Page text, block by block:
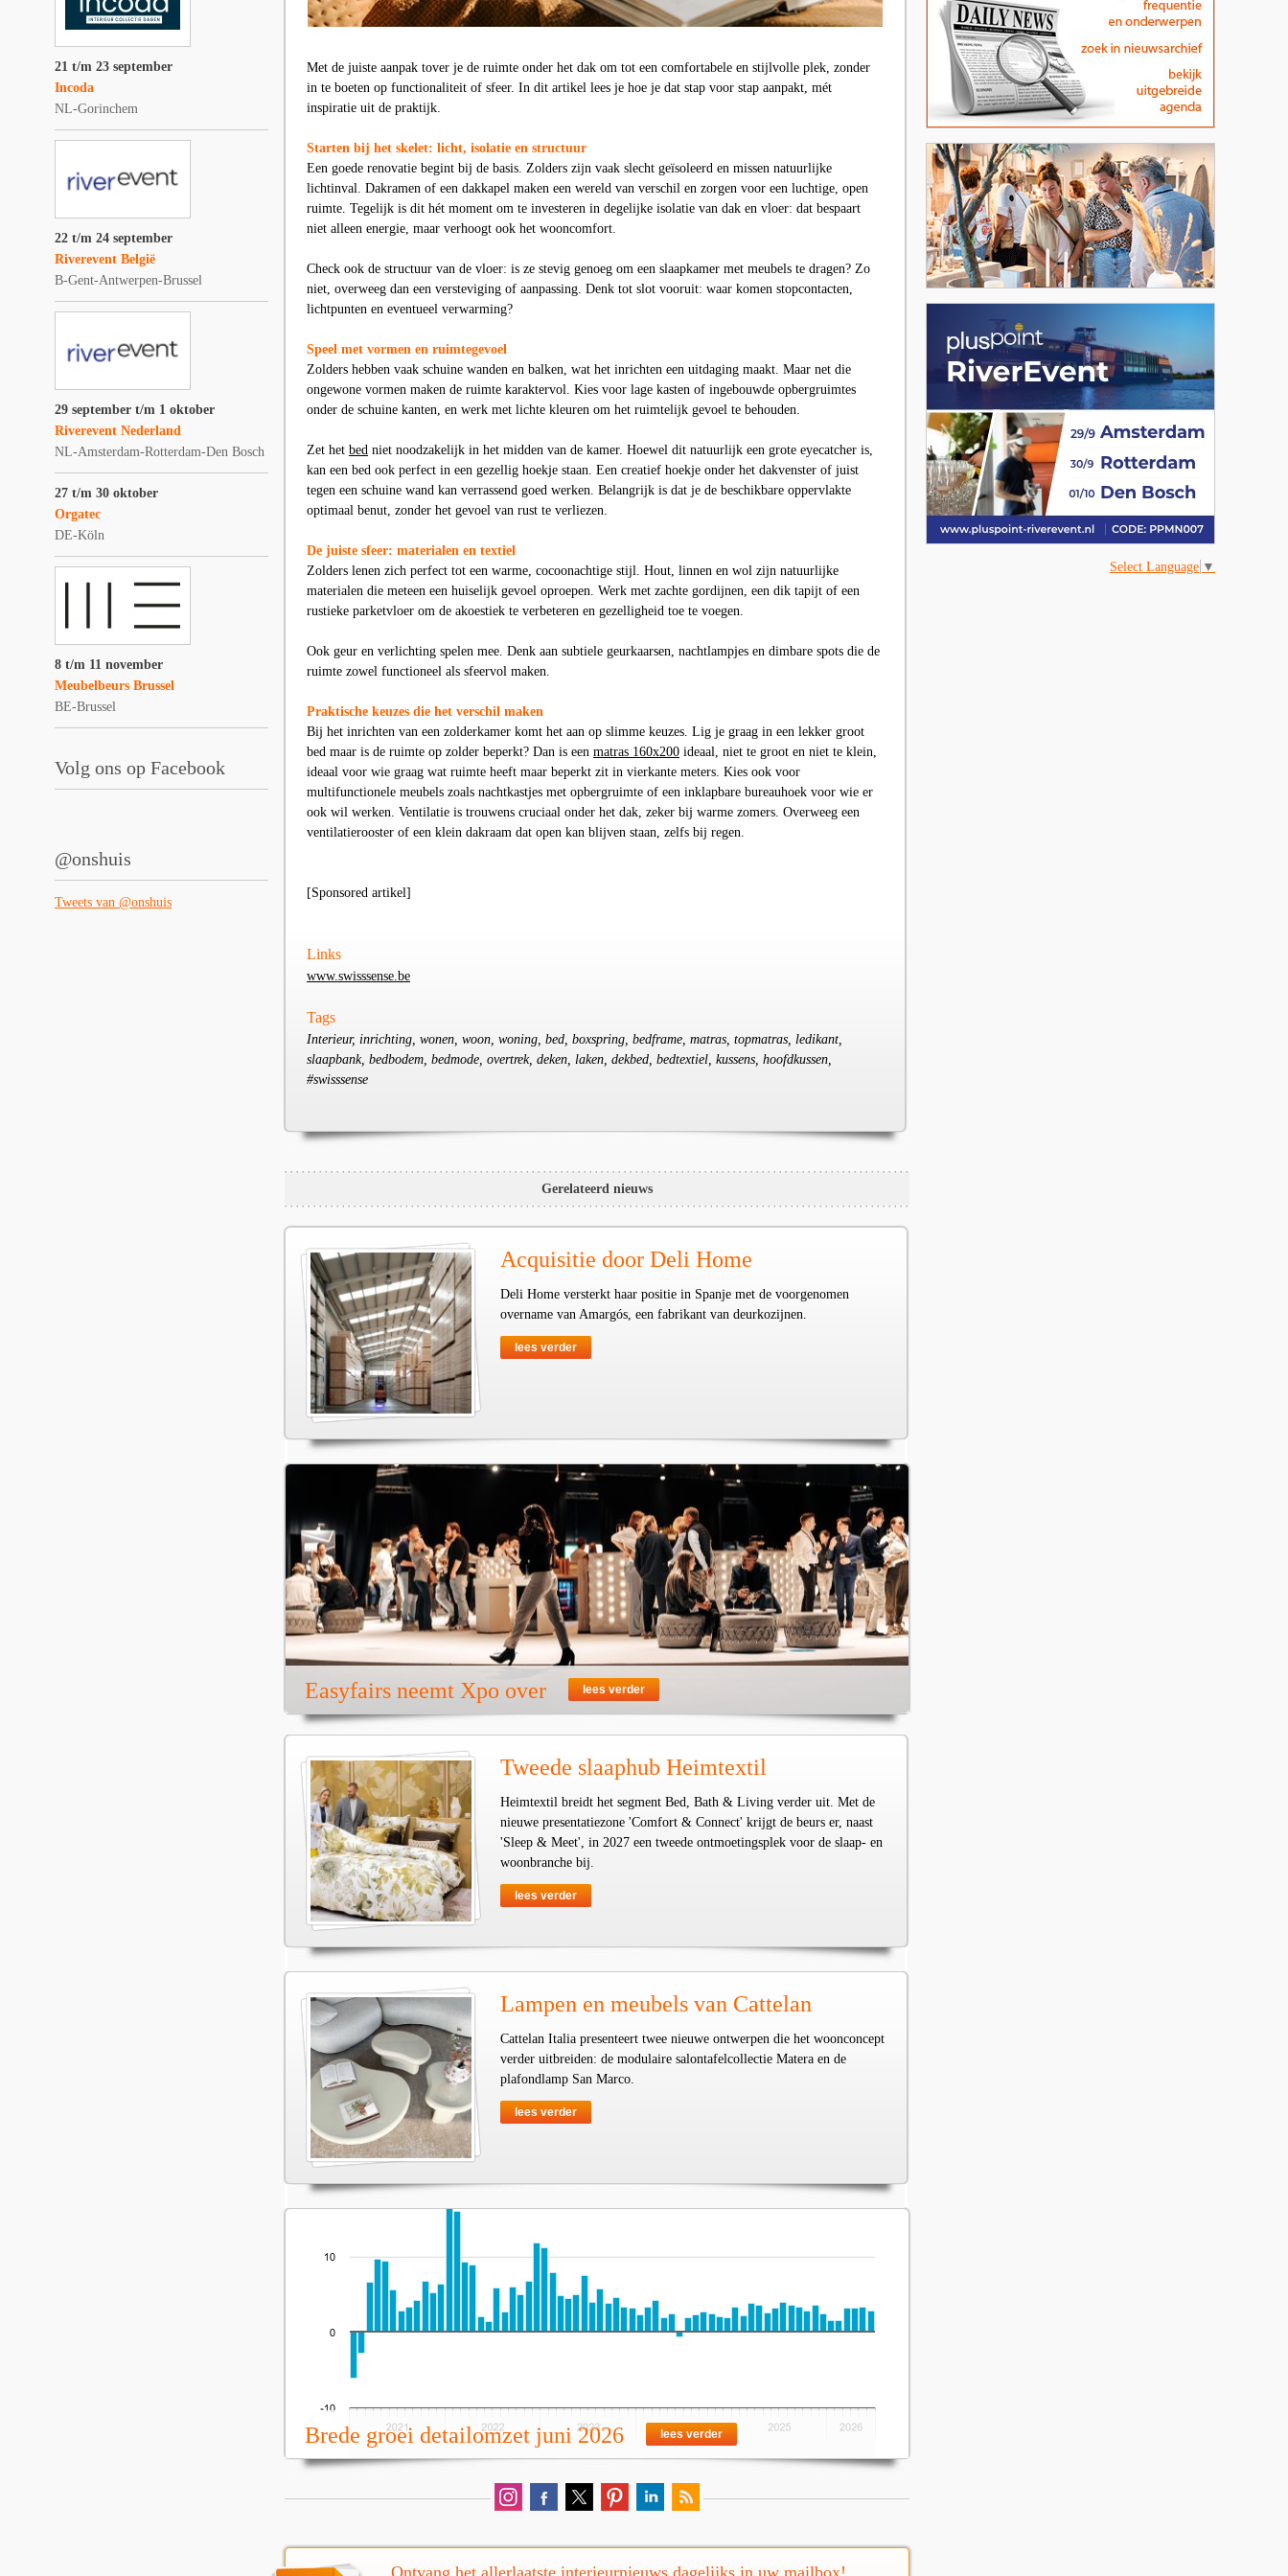
21 t/m 23 september
Incoda
NL-Gorinchem
22 t/m 24 september
Riverevent België
B-Gent-Antwerpen-Brussel
29 september t/m 1 oktober
Riverevent Nederland
NL-Amsterdam-Rotterdam-Den Bosch
27 t/m 30 oktober
Orgatec
DE-Köln
8 t/m 11 november
Meubelbeurs Brussel
BE-Brussel
Volg ons op Facebook
@onshuis
Tweets van @onshuis
Met de juiste aanpak tover je de ruimte onder het dak om tot een comfortabele en stijlvolle plek, zonder
in te boeten op functionaliteit of sfeer. In dit artikel lees je hoe je dat stap voor stap aanpakt, mét
inspiratie uit de praktijk.
Starten bij het skelet: licht, isolatie en structuur
Een goede renovatie begint bij de basis. Zolders zijn vaak slecht geïsoleerd en missen natuurlijke
lichtinval. Dakramen of een dakkapel maken een wereld van verschil en zorgen voor een luchtige, open
ruimte. Tegelijk is dit hét moment om te investeren in degelijke isolatie van dak en vloer: dat bespaart
niet alleen energie, maar verhoogt ook het wooncomfort.
Check ook de structuur van de vloer: is ze stevig genoeg om een slaapkamer met meubels te dragen? Zo
niet, overweeg dan een versteviging of aanpassing. Denk tot slot vooruit: waar komen stopcontacten,
lichtpunten en eventueel verwarming?
Speel met vormen en ruimtegevoel
Zolders hebben vaak schuine wanden en balken, wat het inrichten een uitdaging maakt. Maar net die
ongewone vormen maken de ruimte karaktervol. Kies voor lage kasten of ingebouwde opbergruimtes
onder de schuine kanten, en werk met lichte kleuren om het ruimtelijk gevoel te behouden.
Zet het bed niet noodzakelijk in het midden van de kamer. Hoewel dit natuurlijk een grote eyecatcher is,
kan een bed ook perfect in een gezellig hoekje staan. Een creatief hoekje onder het dakvenster of juist
tegen een schuine wand kan verrassend goed werken. Belangrijk is dat je de beschikbare oppervlakte
optimaal benut, zonder het gevoel van rust te verliezen.
De juiste sfeer: materialen en textiel
Zolders lenen zich perfect tot een warme, cocoonachtige stijl. Hout, linnen en wol zijn natuurlijke
materialen die meteen een huiselijk gevoel oproepen. Werk met zachte gordijnen, een dik tapijt of een
rustieke parketvloer om de akoestiek te verbeteren en gezelligheid toe te voegen.
Ook geur en verlichting spelen mee. Denk aan subtiele geurkaarsen, nachtlampjes en dimbare spots die de
ruimte zowel functioneel als sfeervol maken.
Praktische keuzes die het verschil maken
Bij het inrichten van een zolderkamer komt het aan op slimme keuzes. Lig je graag in een lekker groot
bed maar is de ruimte op zolder beperkt? Dan is een matras 160x200 ideaal, niet te groot en niet te klein,
ideaal voor wie graag wat ruimte heeft maar beperkt zit in vierkante meters. Kies ook voor
multifunctionele meubels zoals nachtkastjes met opbergruimte of een inklapbare bureauhoek voor wie er
ook wil werken. Ventilatie is trouwens cruciaal onder het dak, zeker bij warme zomers. Overweeg een
ventilatierooster of een klein dakraam dat open kan blijven staan, zelfs bij regen.
[Sponsored artikel]
Links
www.swisssense.be
Tags
Interieur, inrichting, wonen, woon, woning, bed, boxspring, bedframe, matras, topmatras, ledikant,
slaapbank, bedbodem, bedmode, overtrek, deken, laken, dekbed, bedtextiel, kussens, hoofdkussen,
#swisssense
Gerelateerd nieuws
Acquisitie door Deli Home
Deli Home versterkt haar positie in Spanje met de voorgenomen
overname van Amargós, een fabrikant van deurkozijnen.
lees verder
Easyfairs neemt Xpo over lees verder
Tweede slaaphub Heimtextil
Heimtextil breidt het segment Bed, Bath & Living verder uit. Met de
nieuwe presentatiezone 'Comfort & Connect' krijgt de beurs er, naast
'Sleep & Meet', in 2027 een tweede ontmoetingsplek voor de slaap- en
woonbranche bij.
lees verder
Lampen en meubels van Cattelan
Cattelan Italia presenteert twee nieuwe ontwerpen die het woonconcept
verder uitbreiden: de modulaire salontafelcollectie Matera en de
plafondlamp San Marco.
lees verder
Brede groei detailomzet juni 2026 lees verder
Ontvang het allerlaatste interieurnieuws dagelijks in uw mailbox!
Select Language ▼